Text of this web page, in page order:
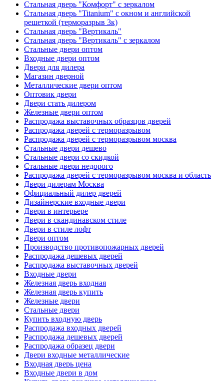
Стальная дверь "Комфорт" с зеркалом
Стальная дверь "Titanium" с окном и английской
решеткой (терморазрыв 3к)
Стальная дверь "Вертикаль"
Стальная дверь "Вертикаль" с зеркалом
Стальные двери оптом
Входные двери оптом
Двери для дилера
Магазин дверной
Металлические двери оптом
Оптовик двери
Двери стать дилером
Железные двери оптом
Распродажа выставочных образцов дверей
Распродажа дверей с терморазрывом
Распродажа дверей с терморазрывом москва
Стальные двери дешево
Стальные двери со скидкой
Стальные двери недорого
Распродажа дверей с терморазрывом москва и область
Двери дилерам Москва
Официальный дилер дверей
Дизайнерские входные двери
Двери в интерьере
Двери в скандинавском стиле
Двери в стиле лофт
Двери оптом
Производство противопожарных дверей
Распродажа дешевых дверей
Распродажа выставочных дверей
Входные двери
Железная дверь входная
Железная дверь купить
Железные двери
Стальные двери
Купить входную дверь
Распродажа входных дверей
Распродажа дешевых дверей
Распродажа образец двери
Двери входные металлические
Входная дверь цена
Входные двери в дом